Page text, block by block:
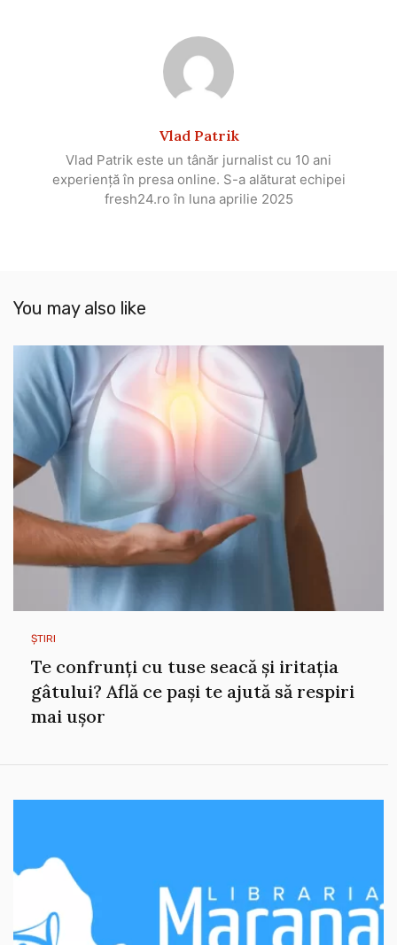
Vlad Patrik
Vlad Patrik este un tânăr jurnalist cu 10 ani
experiență în presa online. S-a alăturat echipei
fresh24.ro în luna aprilie 2025
You may also like
ȘTIRI
Te confrunți cu tuse seacă și iritația
gâtului? Află ce pași te ajută să respiri
mai ușor